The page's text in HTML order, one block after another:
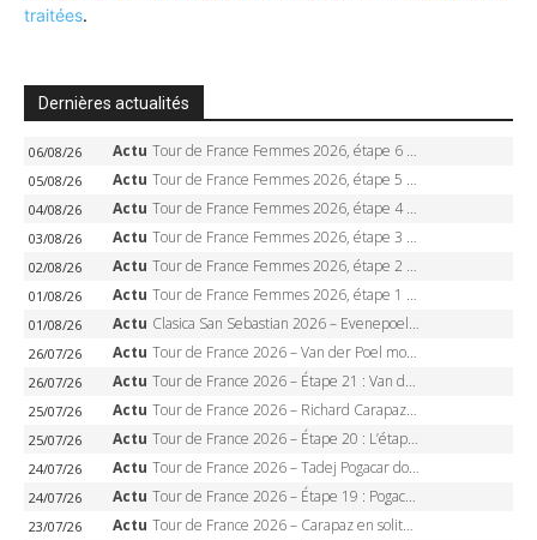
traitées.
Dernières actualités
06/08/26 Actu Tour de France Femmes 2026, étape 6 – Kim Le Court-Pienaar gagne à Tournon, Reusser en jaune
05/08/26 Actu Tour de France Femmes 2026, étape 5 – Demi Vollering gagne à Belleville, Reusser en jaune, Ferrand-Prévot coule
04/08/26 Actu Tour de France Femmes 2026, étape 4 – Marlen Reusser écrase le chrono, Ferrand-Prévot en crise
03/08/26 Actu Tour de France Femmes 2026, étape 3 – Sigrid Haugset en solitaire, 88 km d’échappée, maillot jaune
02/08/26 Actu Tour de France Femmes 2026, étape 2 – Lorena Wiebes doublé à Genève, Markus héroïque, 7e record
01/08/26 Actu Tour de France Femmes 2026, étape 1 – Lorena Wiebes intouchable à Lausanne, premier maillot jaune
01/08/26 Actu Clasica San Sebastian 2026 – Evenepoel recordman, 4e victoire, Carapaz battu au sprint
26/07/26 Actu Tour de France 2026 – Van der Poel monumental à Paris, Pogacar égale le record des cinq sacres
26/07/26 Actu Tour de France 2026 – Étape 21 : Van der Poel, Pogacar, qui succédera à Wout van Aert sur les Champs-Elysées ?
25/07/26 Actu Tour de France 2026 – Richard Carapaz roi des Alpes, doublé et maillot à pois, Seixas perd le podium
25/07/26 Actu Tour de France 2026 – Étape 20 : L’étape reine, Galibier, Sarenne, Alpe d’Huez, qui succédera à Pogacar ?
24/07/26 Actu Tour de France 2026 – Tadej Pogacar dompte l’Alpe d’Huez, 5e victoire, record de Pantani pulvérisé
24/07/26 Actu Tour de France 2026 – Étape 19 : Pogacar peut-il enfin dompter l’Alpe d’Huez ?
23/07/26 Actu Tour de France 2026 – Carapaz en solitaire à Orcières-Merlette, Paret-Peintre à un point du maillot à pois